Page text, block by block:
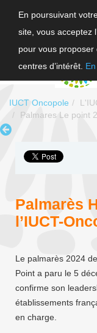
En poursuivant
site, vous acceptez
pour vous
centres d’intérêt.
IUCT Oncopole
Palmares Le point
Palmarès
l’IUCT-
Le palmarès 2024
Point a paru le 5
confirme son
établissements
en charge.